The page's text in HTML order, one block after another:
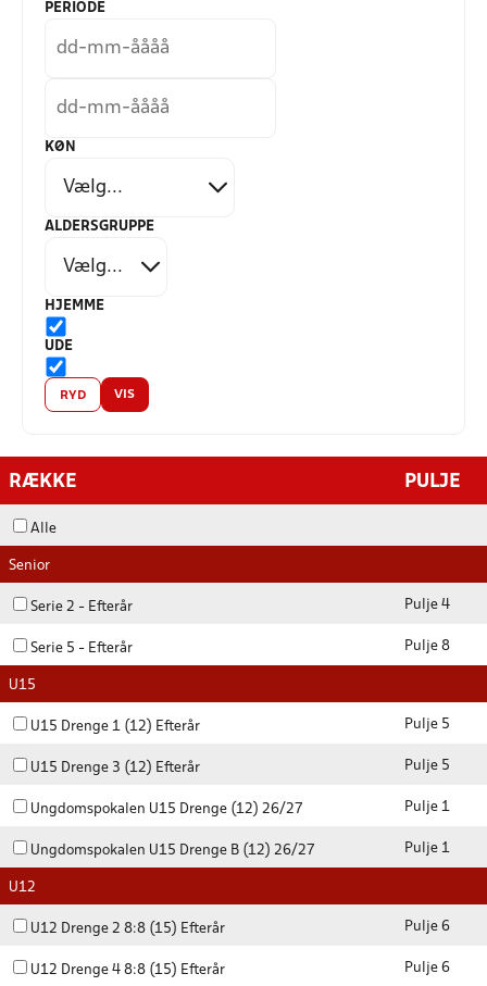
PERIODE
KØN
ALDERSGRUPPE
HJEMME
UDE
RYD VIS
RÆKKE PULJE
Alle
Senior
Serie 2 - Efterår Pulje 4
Serie 5 - Efterår Pulje 8
U15
U15 Drenge 1 (12) Efterår Pulje 5
U15 Drenge 3 (12) Efterår Pulje 5
Ungdomspokalen U15 Drenge (12) 26/27 Pulje 1
Ungdomspokalen U15 Drenge B (12) 26/27 Pulje 1
U12
U12 Drenge 2 8:8 (15) Efterår Pulje 6
U12 Drenge 4 8:8 (15) Efterår Pulje 6